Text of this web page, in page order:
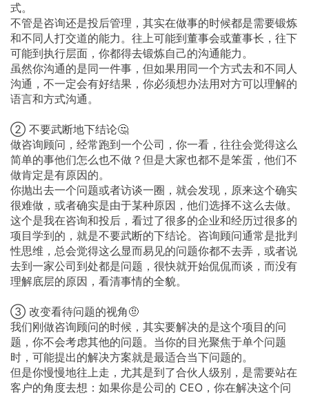
式。
不管是咨询还是投后管理，其实在做事的时候都是需要锻炼
和不同人打交道的能力。往上可能到董事会或董事长，往下
可能到执行层面，你都得去锻炼自己的沟通能力。
虽然你沟通的是同一件事，但如果用同一个方式去和不同人
沟通，不一定会有好结果，你必须想办法用对方可以理解的
语言和方式沟通。
② 不要武断地下结论🤔
做咨询顾问，经常跑到一个公司，你一看，往往会觉得这么
简单的事他们怎么也不做？但是大家也都不是笨蛋，他们不
做肯定是有原因的。
你抛出去一个问题或者访谈一圈，就会发现，原来这个确实
很难做，或者确实是由于某种原因，他们选择不这么去做。
这个是我在咨询和投后，看过了很多的企业和经历过很多的
项目学到的，就是不要武断的下结论。咨询顾问通常是批判
性思维，总会觉得这么显而易见的问题你都不去弄，或者说
去到一家公司到处都是问题，很快就开始侃侃而谈，而没有
理解底层的原因，看清事情的全貌。
③ 改变看待问题的视角🤨
我们刚做咨询顾问的时候，其实要解决的是这个项目的问
题，你不会考虑其他的问题。当你的目光聚焦于单个问题
时，可能提出的解决方案就是最适合当下问题的。
但是你慢慢地往上走，尤其是到了合伙人级别，是需要站在
客户的角度去想：如果你是公司的 CEO，你在解决这个问